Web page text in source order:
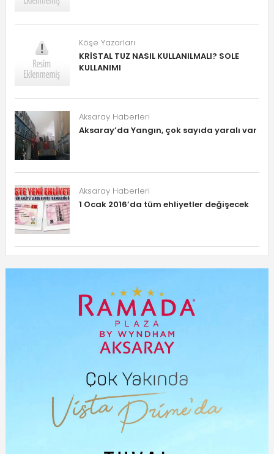
Köşe Yazarları
KRİSTAL TUZ NASIL KULLANILMALI? SOLE
KULLANIMI
Aksaray Haberleri
Aksaray’da Yangın, çok sayıda yaralı var
Aksaray Haberleri
1 Ocak 2016’da tüm ehliyetler değişecek